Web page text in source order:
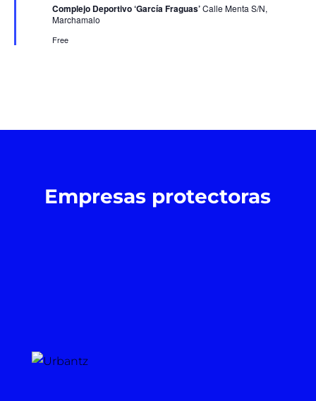
Complejo Deportivo ‘García Fraguas’Calle Menta S/N,
Marchamalo
Free
Empresas protectoras